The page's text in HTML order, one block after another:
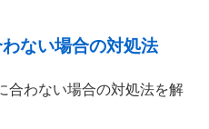
ない場合の対処法
合わない場合の対処法を解